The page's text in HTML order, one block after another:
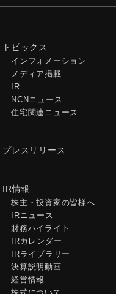
トピックス
インフォメーション
メディア掲載
IR
NCNニュース
住宅関連ニュース
プレスリリース
IR情報
株主・投資家の皆様へ
IRニュース
財務ハイライト
IRカレンダー
IRライブラリー
決算説明動画
経営情報